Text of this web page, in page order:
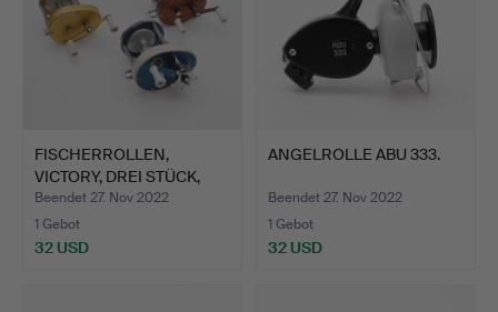
FISCHERROLLEN,
VICTORY, DREI STÜCK,
WOHL U…
Beendet 27. Nov 2022
1 Gebot
32 USD
ANGELROLLE ABU 333.
Beendet 27. Nov 2022
1 Gebot
32 USD